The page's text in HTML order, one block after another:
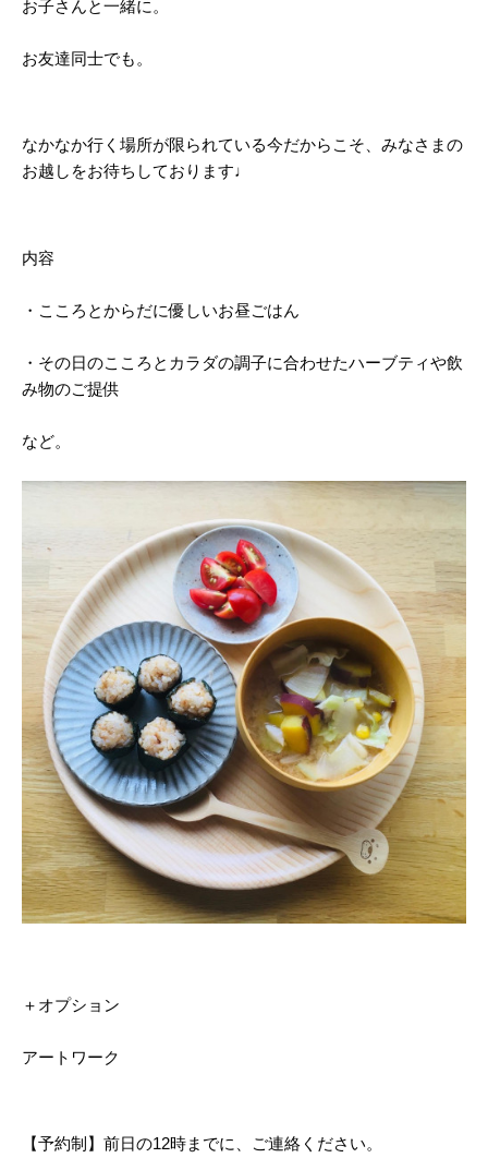
お子さんと一緒に。
お友達同士でも。
なかなか行く場所が限られている今だからこそ、みなさまの
お越しをお待ちしております♩
内容
・こころとからだに優しいお昼ごはん
・その日のこころとカラダの調子に合わせたハーブティや飲
み物のご提供
など。
＋オプション
アートワーク
【予約制】前日の12時までに、ご連絡ください。